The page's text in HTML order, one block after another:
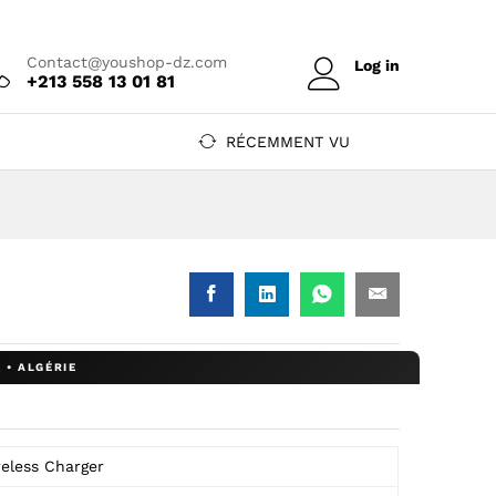
Contact@youshop-dz.com
+213 558 13 01 81
Log in
RÉCEMMENT VU
Charger